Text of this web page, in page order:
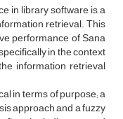
in library software is a
retrieval. This
performance of Sana
in the context
information retrieval
in terms of purpose; a
approach and a fuzzy